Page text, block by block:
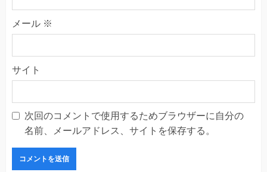
メール ※
サイト
次回のコメントで使用するためブラウザーに自分の
名前、メールアドレス、サイトを保存する。